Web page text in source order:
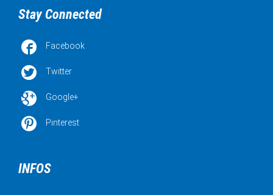
Stay Connected
 Facebook
 Twitter
 Google+
 Pinterest
INFOS